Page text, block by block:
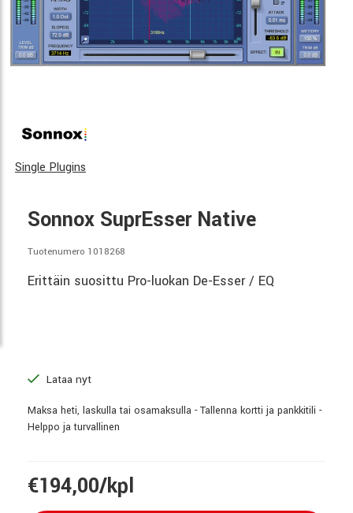
Single Plugins
Sonnox SuprEsser Native
Tuotenumero 1018268
Erittäin suosittu Pro-luokan De-Esser / EQ
Lataa nyt
Maksa heti, laskulla tai osamaksulla - Tallenna kortti ja pankkitili -
Helppo ja turvallinen
€194,00/kpl